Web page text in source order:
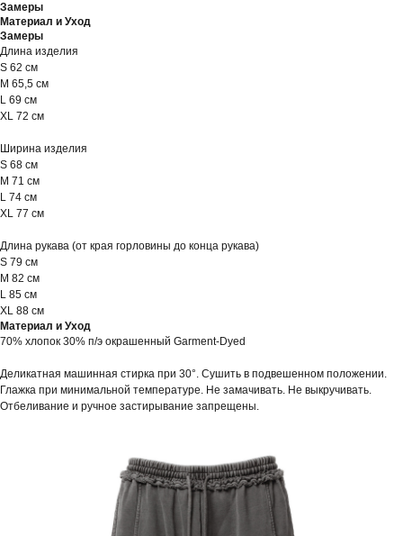
Замеры
Материал и Уход
Замеры
Длина изделия
S 62 см
M 65,5 см
L 69 см
XL 72 см
Ширина изделия
S 68 см
M 71 см
L 74 см
XL 77 см
Длина рукава (от края горловины до конца рукава)
S 79 см
M 82 см
L 85 см
XL 88 см
Материал и Уход
70% хлопок 30% п/э окрашенный Garment-Dyed
Деликатная машинная стирка при 30°. Сушить в подвешенном положении.
Глажка при минимальной температуре. Не замачивать. Не выкручивать.
Отбеливание и ручное застирывание запрещены.